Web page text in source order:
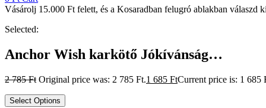
Vásárolj 15.000 Ft felett, és a Kosaradban felugró ablakban
Selected:
Anchor Wish karkötő Jókívánság…
2 785Ft Original price was: 2 785 Ft.1 685 FtCurrent price is: 1 685
Select Options